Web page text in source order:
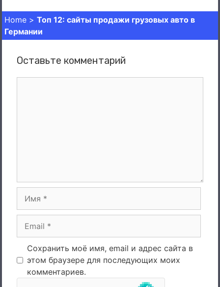
Home > Топ 12: сайты продажи грузовых авто в
Германии
Оставьте комментарий
Сохранить моё имя, email и адрес сайта в
этом браузере для последующих моих
комментариев.